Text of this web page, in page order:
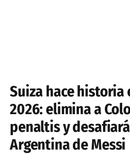
Suiza hace historia
2026: elimina a
penaltis y
Argentina de Messi